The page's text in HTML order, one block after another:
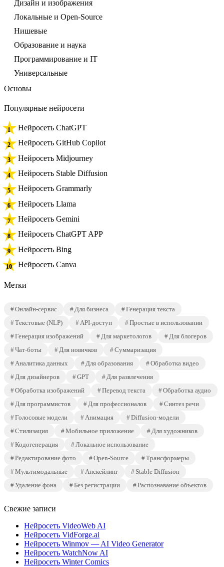
Дизайн и изображения
Локальные и Open-Source
Нишевые
Образование и наука
Программирование и IT
Универсальные
Основы
Популярные нейросети
Нейросеть ChatGPT
Нейросеть GitHub Copilot
Нейросеть Midjourney
Нейросеть Stable Diffusion
Нейросеть Grammarly
Нейросеть Llama
Нейросеть Gemini
Нейросеть ChatGPT APP
Нейросеть Bing
Нейросеть Canva
Метки
Онлайн-сервис Для бизнеса
Генерация текста
Текстовые (NLP)
API-доступ
Простые в использовании
Генерация изображений
Для маркетологов
Для блогеров
Чат-боты
Для новичков
Суммаризация
Аналитика данных
Для образования
Обработка видео
Для дизайнеров
GPT
Для развлечения
Обработка изображений
Перевод текста
Обработка аудио
Для программистов
Для профессионалов
Синтез речи
Голосовые модели
Анимация
Diffusion-модели
Стилизация
Мобильное приложение
Для художников
Кодогенерация
Локальное использование
Редактирование фото
Open-Source
Трансформеры
Мультимодальные
Апскейлинг
Stable Diffusion
Удаление фона
Без регистрации Распознавание объектов
Свежие записи
Нейросеть VideoWeb AI
Нейросеть VidForge.ai
Нейросеть Winmov — AI Video Generator
Нейросеть WatchNow AI
Нейросеть Winter Comics